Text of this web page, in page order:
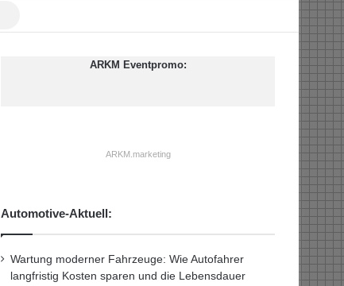
ARKM Eventpromo:
ARKM.marketing
Automotive-Aktuell:
Wartung moderner Fahrzeuge: Wie Autofahrer
langfristig Kosten sparen und die Lebensdauer